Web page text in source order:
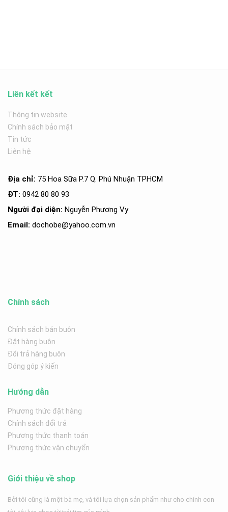
Liên kết kết
Thông tin website
Chính sách bảo mật
Tin tức
Liên hệ
Địa chỉ: 75 Hoa Sữa P.7 Q. Phú Nhuận TPHCM
ĐT: 0942 80 80 93
Người đại diện: Nguyễn Phương Vy
Email: dochobe@yahoo.com.vn
Chính sách
Chính sách bán buôn
Đặt hàng buôn
Đổi trả hàng buôn
Đóng góp ý kiến
Hướng dẫn
Phương thức đặt hàng
Chính sách đổi trả
Phương thức thanh toán
Phương thức vận chuyển
Giới thiệu về shop
Bởi tôi cũng là một bà mẹ, và tôi lựa chọn sản phẩm như cho chính con